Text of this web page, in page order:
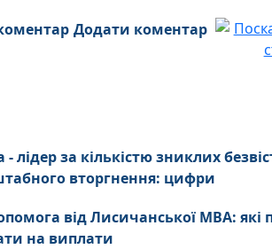
Додати коментар
лідер за кількістю зниклих
вторгнення: цифри
від Лисичанської МВА: які
на виплати